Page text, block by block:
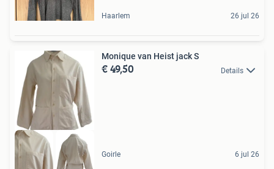
Haarlem 26 jul 26
Monique van Heist jack S
€ 49,50 Details
Goirle 6 jul 26